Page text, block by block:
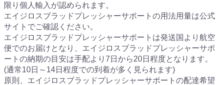
限り個人輸入が認められます。
エイジロスブラッドプレッシャーサポートの用法用量は公式
サイトでご確認ください。
エイジロスブラッドプレッシャーサポートは発送国より航空
便でのお届けとなり、エイジロスブラッドプレッシャーサポ
ートの納期の目安は手配より7日から20日程度となります。
(通常10日～14日程度での到着が多く見られます)
原則、エイジロスブラッドプレッシャーサポートの配達希望